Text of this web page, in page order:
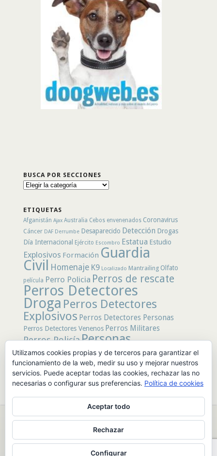
BUSCA POR SECCIONES
Busca
ETIQUETAS
Afganistán Ajax Australia Cebos envenenados Coronavirus
Cáncer DAF Derrumbe Desaparecido Detección Drogas
Día Internacional
Ejército Escombro Estatua Estudio
Explosivos Formación Guardia
Civil Homenaje K9 Localizado Mantrailing Olfato
película Perro Policia Perros de rescate
Perros Detectores
Droga Perros Detectores
Explosivos Perros Detectores Personas
Perros Detectores Venenos Perros Militares
Perros PolicíaPersonas
Desaparecidas Policía Policía Local
Policía Nacionalrastro rescate Restos
humanosTerremoto Tertulias Caninas Unidad
canina Veneno Video
© 2026 PerrosdeBusqueda |Política de Privacidad y Aviso Legal|
Utilizamos cookies propias y de terceros para garantizar el
funcionamiento de la web, medir su uso y mejorar nuestros
servicios. Puede aceptar todas las cookies, rechazar las no
necesarias o configurar sus preferencias. Política de cookies
Aceptar todo
Rechazar
Configurar